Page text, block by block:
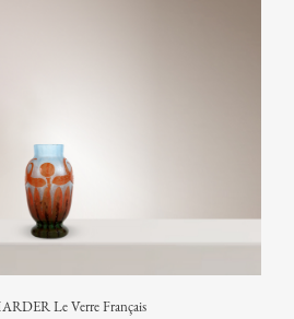
Le Verre Français